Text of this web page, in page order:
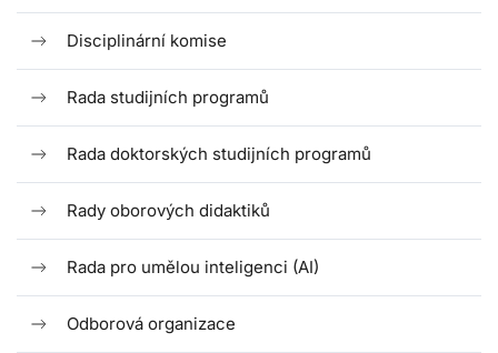
Disciplinární komise
Rada studijních programů
Rada doktorských studijních programů
Rady oborových didaktiků
Rada pro umělou inteligenci (AI)
Odborová organizace